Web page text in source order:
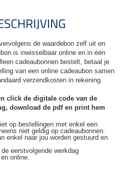
de waardebon zelf uit en
is inwisselbaar online en in één
cadeaubonnen bestelt, betaal je
van een online cadeaubon samen
verzendkosten in rekening
click de digitale code van de
download de pdf en print hem
op bestellingen met enkel een
niet geldig op cadeaubonnen.
enkel naar jou worden gestuurd en
eerstvolgende werkdag
online.